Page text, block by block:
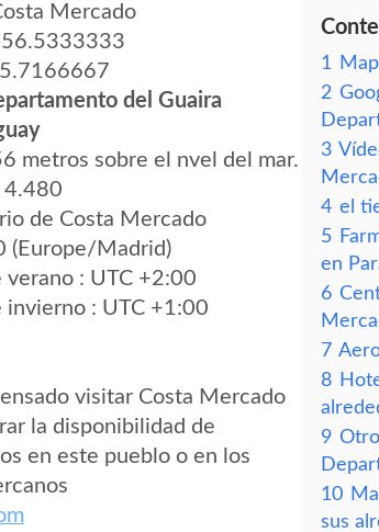
Mercado
56.5333333
del Guaira
metros sobre el nvel del mar.
4.480
de Costa Mercado
(Europe/Madrid)
verano : UTC +2:00
invierno : UTC +1:00
visitar Costa Mercado
la disponibilidad de
en este pueblo o en los
1
2
3
4 el
5
en
6
7
8
9
10
sus